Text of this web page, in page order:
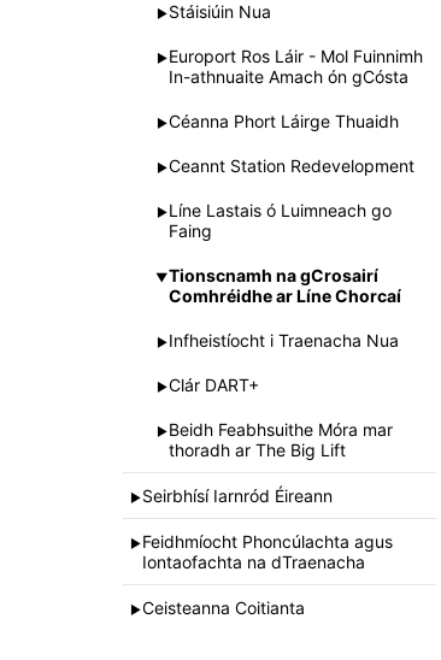
► Stáisiúin Nua
► Europort Ros Láir - Mol Fuinnimh
In-athnuaite Amach ón gCósta
►Céanna Phort Láirge Thuaidh
►Ceannt Station Redevelopment
► Líne Lastais ó Luimneach go
Faing
▼Tionscnamh na gCrosairí
Comhréidhe ar Líne Chorcaí
► Infheistíocht i Traenacha Nua
►Clár DART+
► Beidh Feabhsuithe Móra mar
thoradh ar The Big Lift
► Seirbhísí Iarnród Éireann
► Feidhmíocht Phoncúlachta agus
Iontaofachta na dTraenacha
►Ceisteanna Coitianta